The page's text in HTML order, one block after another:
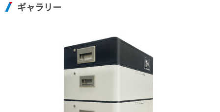
ギャラリー